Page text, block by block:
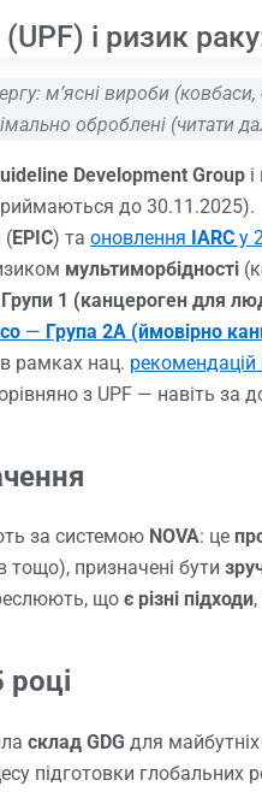
і ризик
м’ясні вироби
оброблені (читати
Development Group
до 30.11.2025).
(EPIC) та оновлення IARC у
мультиморбідності
Групи 1 (канцероген для
— Група 2A (ймовірно
рамках нац.
з UPF — навіть за
за системою NOVA: це
тощо), призначені бути
що є різні підходи,
склад GDG для майбутніх
підготовки глобальних